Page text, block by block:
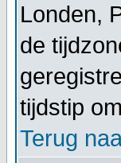
Londen,
de
tijdstip
Terug